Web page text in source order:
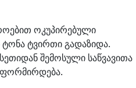
ოკუპირებული
ტონა ტვირთი გადაზიდა.
შემოსული საწვავითა